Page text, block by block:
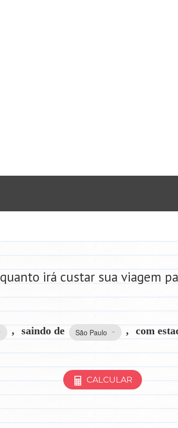
quanto irá custar sua viagem
, saindo de São Paulo , com
CALCULAR